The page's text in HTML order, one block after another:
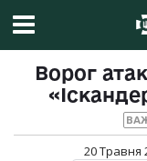
Ворог
20 Травня